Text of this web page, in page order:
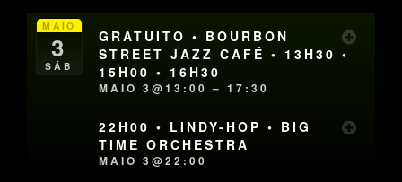
MAIO
3
SÁB
GRATUITO • BOURBON
STREET JAZZ CAFÉ • 13H30 •
15H00 • 16H30
MAIO 3@13:00 – 17:30
22H00 • LINDY-HOP • BIG
TIME ORCHESTRA
MAIO 3@22:00